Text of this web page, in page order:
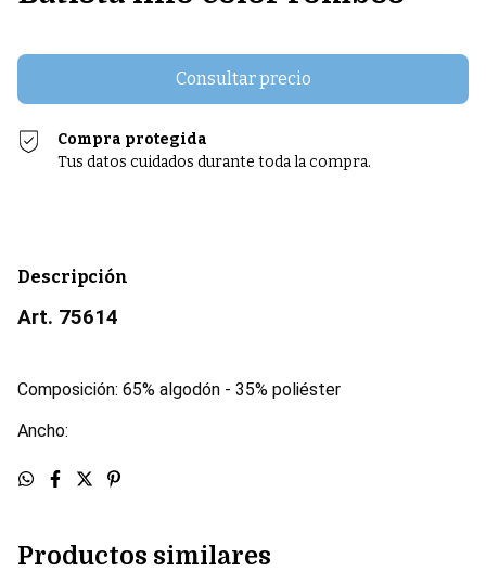
Compra protegida
Tus datos cuidados durante toda la compra.
Descripción
Art. 75614
Composición: 65% algodón - 35% poliéster
Ancho:
Productos similares